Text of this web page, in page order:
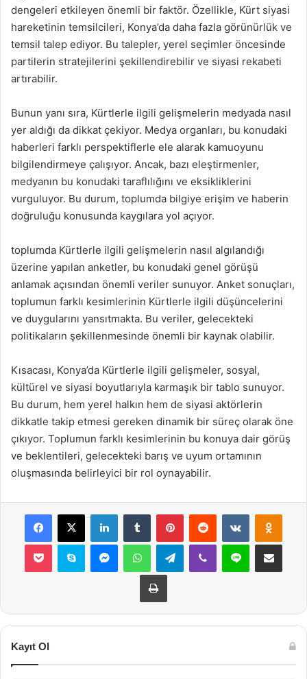
dengeleri etkileyen önemli bir faktör. Özellikle, Kürt siyasi
hareketinin temsilcileri, Konya’da daha fazla görünürlük ve
temsil talep ediyor. Bu talepler, yerel seçimler öncesinde
partilerin stratejilerini şekillendirebilir ve siyasi rekabeti
artırabilir.
Bunun yanı sıra, Kürtlerle ilgili gelişmelerin medyada nasıl
yer aldığı da dikkat çekiyor. Medya organları, bu konudaki
haberleri farklı perspektiflerle ele alarak kamuoyunu
bilgilendirmeye çalışıyor. Ancak, bazı eleştirmenler,
medyanın bu konudaki taraflılığını ve eksikliklerini
vurguluyor. Bu durum, toplumda bilgiye erişim ve haberin
doğruluğu konusunda kaygılara yol açıyor.
toplumda Kürtlerle ilgili gelişmelerin nasıl algılandığı
üzerine yapılan anketler, bu konudaki genel görüşü
anlamak açısından önemli veriler sunuyor. Anket sonuçları,
toplumun farklı kesimlerinin Kürtlerle ilgili düşüncelerini
ve duygularını yansıtmakta. Bu veriler, gelecekteki
politikaların şekillenmesinde önemli bir kaynak olabilir.
Kısacası, Konya’da Kürtlerle ilgili gelişmeler, sosyal,
kültürel ve siyasi boyutlarıyla karmaşık bir tablo sunuyor.
Bu durum, hem yerel halkın hem de siyasi aktörlerin
dikkatle takip etmesi gereken dinamik bir süreç olarak öne
çıkıyor. Toplumun farklı kesimlerinin bu konuya dair görüş
ve beklentileri, gelecekteki barış ve uyum ortamının
oluşmasında belirleyici bir rol oynayabilir.
Facebook
X LinkedInTumblr PinterestReddit VKontakte
Pocket Skype MessengerWhatsAppTelegramViber Line E-Posta ile
Yazdır
Kayıt Ol